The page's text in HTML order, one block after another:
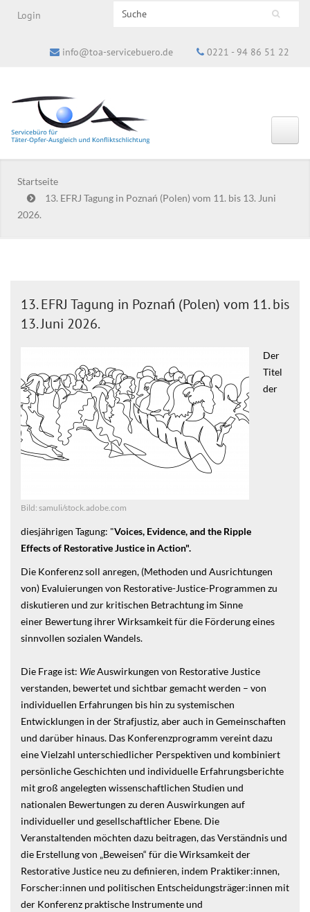
Login Suchformular
Search this site
info@toa-servicebuero.de 0221 - 94 86 51 22
Startseite
13. EFRJ Tagung in Poznań (Polen) vom 11. bis 13. Juni
2026.
13. EFRJ Tagung in Poznań (Polen) vom 11. bis
13. Juni 2026.
Bild: samuli/stock.adobe.com
Der
Titel
der
diesjährigen Tagung: "Voices, Evidence, and the Ripple
Effects of Restorative Justice in Action".
Die Konferenz soll anregen, (Methoden und Ausrichtungen
von) Evaluierungen von Restorative-Justice-Programmen zu
diskutieren und zur kritischen Betrachtung im Sinne
einer Bewertung ihrer Wirksamkeit für die Förderung eines
sinnvollen sozialen Wandels.
Die Frage ist: WieAuswirkungen von Restorative Justice
verstanden, bewertet und sichtbar gemacht werden – von
individuellen Erfahrungen bis hin zu systemischen
Entwicklungen in der Strafjustiz, aber auch in Gemeinschaften
und darüber hinaus. Das Konferenzprogramm vereint dazu
eine Vielzahl unterschiedlicher Perspektiven und kombiniert
persönliche Geschichten und individuelle Erfahrungsberichte
mit groß angelegten wissenschaftlichen Studien und
nationalen Bewertungen zu deren Auswirkungen auf
individueller und gesellschaftlicher Ebene. Die
Veranstaltenden möchten dazu beitragen, das Verständnis und
die Erstellung von „Beweisen“ für die Wirksamkeit der
Restorative Justice neu zu definieren, indem Praktiker:innen,
Forscher:innen und politischen Entscheidungsträger:innen mit
der Konferenz praktische Instrumente und